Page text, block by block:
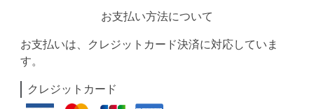
お支払い方法について
お支払いは、クレジットカード決済に対応していま
す。
クレジットカード